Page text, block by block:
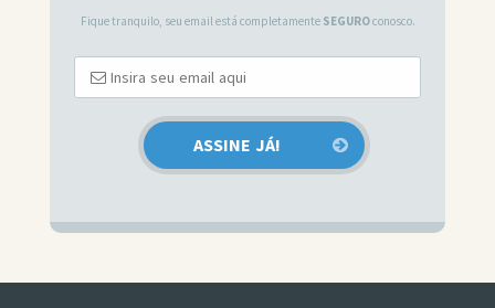
Fique tranquilo, seu email está completamente SEGUROconosco.